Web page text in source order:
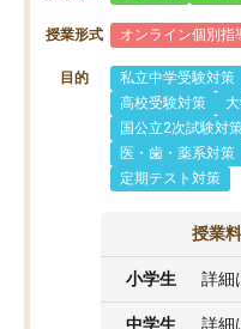
授業形式 オンライン個別指
目的 私立中学受験対策
高校受験対策
国公立2次試験対
医・歯・薬系対策
定期テスト対策
授業
小学生 詳細
中学生 詳細